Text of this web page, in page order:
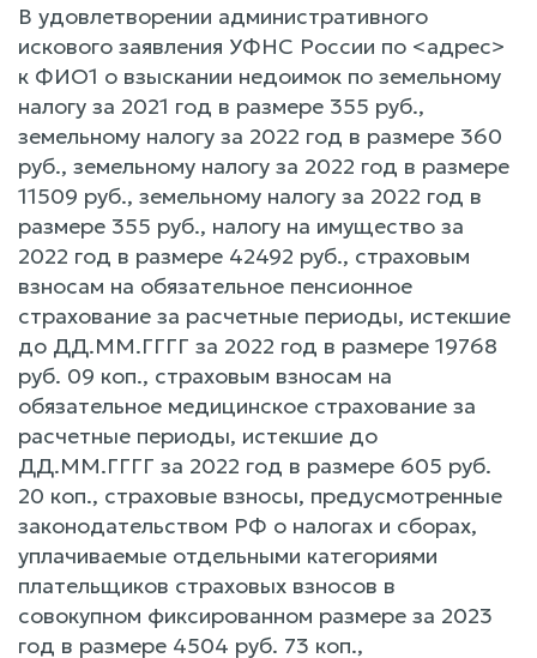
В удовлетворении административного
искового заявления УФНС России по <адрес>
к ФИО1 о взыскании недоимок по земельному
налогу за 2021 год в размере 355 руб.,
земельному налогу за 2022 год в размере 360
руб., земельному налогу за 2022 год в размере
11509 руб., земельному налогу за 2022 год в
размере 355 руб., налогу на имущество за
2022 год в размере 42492 руб., страховым
взносам на обязательное пенсионное
страхование за расчетные периоды, истекшие
до ДД.ММ.ГГГГ за 2022 год в размере 19768
руб. 09 коп., страховым взносам на
обязательное медицинское страхование за
расчетные периоды, истекшие до
ДД.ММ.ГГГГ за 2022 год в размере 605 руб.
20 коп., страховые взносы, предусмотренные
законодательством РФ о налогах и сборах,
уплачиваемые отдельными категориями
плательщиков страховых взносов в
совокупном фиксированном размере за 2023
год в размере 4504 руб. 73 коп.,